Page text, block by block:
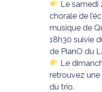
Le samedi
chorale de
musique de
18h30 suivie
de PianO du
Le
retrouvez
du trio.